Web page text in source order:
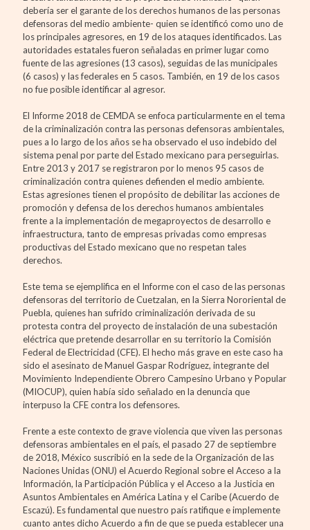
debería ser el garante de los derechos humanos de las personas
defensoras del medio ambiente- quien se identificó como uno de
los principales agresores, en 19 de los ataques identificados. Las
autoridades estatales fueron señaladas en primer lugar como
fuente de las agresiones (13 casos), seguidas de las municipales
(6 casos) y las federales en 5 casos. También, en 19 de los casos
no fue posible identificar al agresor.
El Informe 2018 de CEMDA se enfoca particularmente en el tema
de la criminalización contra las personas defensoras ambientales,
pues a lo largo de los años se ha observado el uso indebido del
sistema penal por parte del Estado mexicano para perseguirlas.
Entre 2013 y 2017 se registraron por lo menos 95 casos de
criminalización contra quienes defienden el medio ambiente.
Estas agresiones tienen el propósito de debilitar las acciones de
promoción y defensa de los derechos humanos ambientales
frente a la implementación de megaproyectos de desarrollo e
infraestructura, tanto de empresas privadas como empresas
productivas del Estado mexicano que no respetan tales
derechos.
Este tema se ejemplifica en el Informe con el caso de las personas
defensoras del territorio de Cuetzalan, en la Sierra Nororiental de
Puebla, quienes han sufrido criminalización derivada de su
protesta contra del proyecto de instalación de una subestación
eléctrica que pretende desarrollar en su territorio la Comisión
Federal de Electricidad (CFE). El hecho más grave en este caso ha
sido el asesinato de Manuel Gaspar Rodríguez, integrante del
Movimiento Independiente Obrero Campesino Urbano y Popular
(MIOCUP), quien había sido señalado en la denuncia que
interpuso la CFE contra los defensores.
Frente a este contexto de grave violencia que viven las personas
defensoras ambientales en el país, el pasado 27 de septiembre
de 2018, México suscribió en la sede de la Organización de las
Naciones Unidas (ONU) el Acuerdo Regional sobre el Acceso a la
Información, la Participación Pública y el Acceso a la Justicia en
Asuntos Ambientales en América Latina y el Caribe (Acuerdo de
Escazú). Es fundamental que nuestro país ratifique e implemente
cuanto antes dicho Acuerdo a fin de que se pueda establecer una